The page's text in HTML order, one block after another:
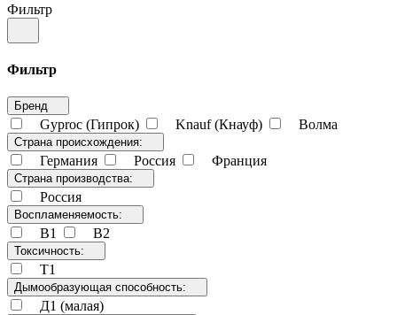
Фильтр
Фильтр
Бренд
Gyproc (Гипрок) Knauf (Кнауф) Волма
Страна происхождения:
Германия Россия Франция
Страна производства:
Россия
Воспламеняемость:
В1 В2
Токсичность:
Т1
Дымообразующая способность:
Д1 (малая)